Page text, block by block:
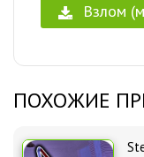
Взлом
ПОХОЖИЕ